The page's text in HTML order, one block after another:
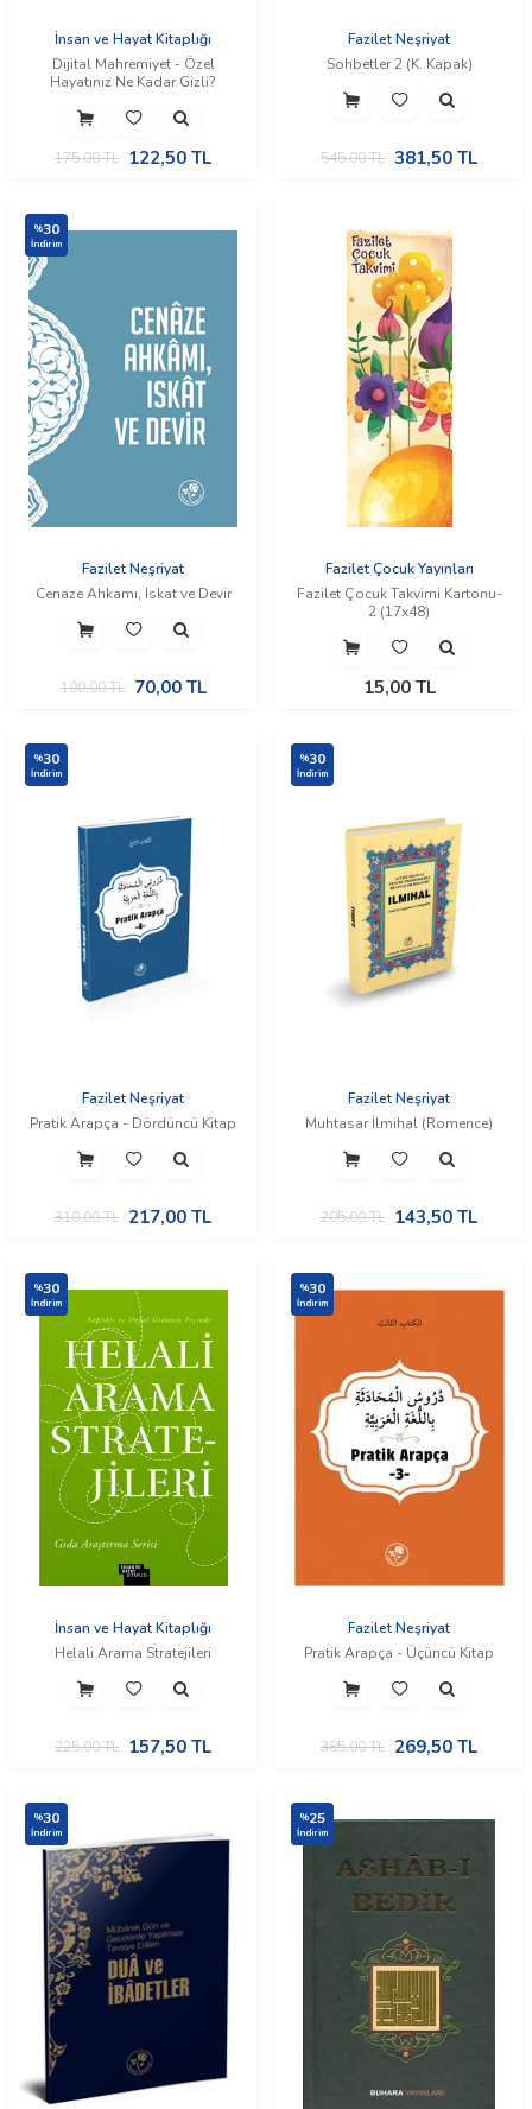
İnsan ve Hayat Kitaplığı
Dijital Mahremiyet - Özel
Hayatınız Ne Kadar Gizli?
175,00TL 122,50 TL
Fazilet Neşriyat
Sohbetler 2 (K. Kapak)
545,00TL 381,50 TL
%30
İndirim
Fazilet Neşriyat
Cenaze Ahkamı, Iskat ve Devir
100,00TL 70,00TL
Fazilet Çocuk Yayınları
Fazilet Çocuk Takvimi Kartonu-
2 (17x48)
15,00TL
%30
İndirim
Fazilet Neşriyat
Pratik Arapça - Dördüncü Kitap
310,00TL 217,00 TL
%30
İndirim
Fazilet Neşriyat
Muhtasar İlmihal (Romence)
205,00TL 143,50 TL
%30
İndirim
İnsan ve Hayat Kitaplığı
Helali Arama Stratejileri
225,00TL 157,50 TL
%30
İndirim
Fazilet Neşriyat
Pratik Arapça - Üçüncü Kitap
385,00TL 269,50 TL
%30
İndirim
%25
İndirim